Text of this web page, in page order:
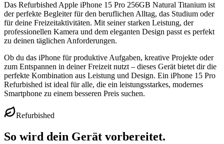
Das Refurbished Apple iPhone 15 Pro 256GB Natural Titanium ist
der perfekte Begleiter für den beruflichen Alltag, das Studium oder
für deine Freizeitaktivitäten. Mit seiner starken Leistung, der
professionellen Kamera und dem eleganten Design passt es perfekt
zu deinen täglichen Anforderungen.
Ob du das iPhone für produktive Aufgaben, kreative Projekte oder
zum Entspannen in deiner Freizeit nutzt – dieses Gerät bietet dir die
perfekte Kombination aus Leistung und Design. Ein iPhone 15 Pro
Refurbished ist ideal für alle, die ein leistungsstarkes, modernes
Smartphone zu einem besseren Preis suchen.
Refurbished
So wird dein Gerät vorbereitet.